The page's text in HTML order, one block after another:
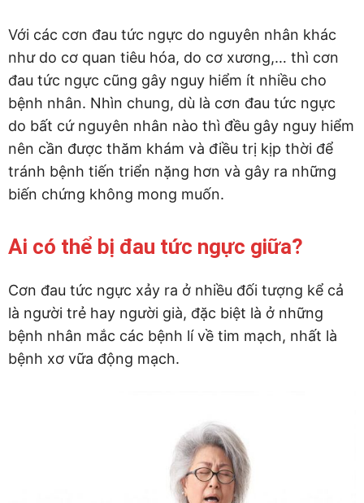
Với các cơn đau tức ngực do nguyên nhân khác
như do cơ quan tiêu hóa, do cơ xương,… thì cơn
đau tức ngực cũng gây nguy hiểm ít nhiều cho
bệnh nhân. Nhìn chung, dù là cơn đau tức ngực
do bất cứ nguyên nhân nào thì đều gây nguy hiểm
nên cần được thăm khám và điều trị kịp thời để
tránh bệnh tiến triển nặng hơn và gây ra những
biến chứng không mong muốn.
Ai có thể bị đau tức ngực giữa?
Cơn đau tức ngực xảy ra ở nhiều đối tượng kể cả
là người trẻ hay người già, đặc biệt là ở những
bệnh nhân mắc các bệnh lí về tim mạch, nhất là
bệnh xơ vữa động mạch.